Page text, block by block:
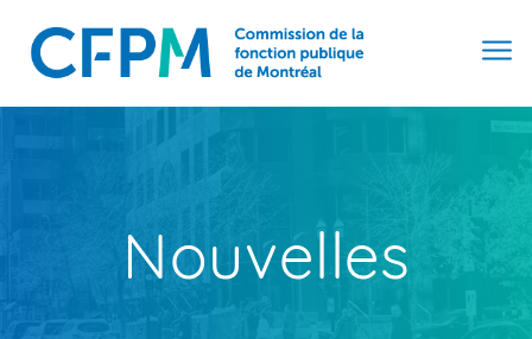
Nouvelles